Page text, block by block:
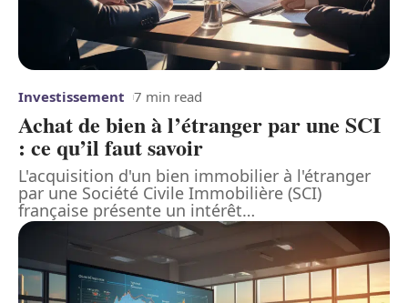
Investissement 7 min read
Achat de bien à l’étranger par une SCI
: ce qu’il faut savoir
L'acquisition d'un bien immobilier à l'étranger
par une Société Civile Immobilière (SCI)
française présente un intérêt…